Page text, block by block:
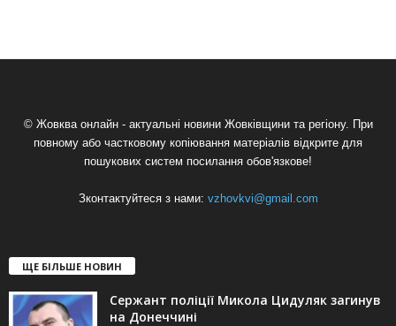
© Жовква онлайн - актуальні новини Жовківщини та регіону. При
повному або частковому копіювання матеріалів відкрите для
пошукових систем посилання обов'язкове!
Зконтактуйтеся з нами: vzhovkvi@gmail.com
ЩЕ БІЛЬШЕ НОВИН
Сержант поліції Микола Цидуляк загинув
на Донеччині